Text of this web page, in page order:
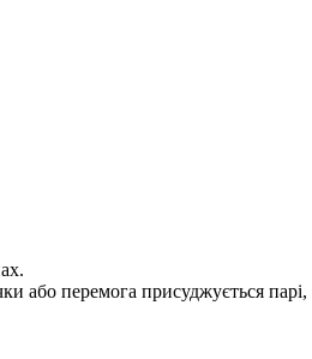
або перемога присуджується